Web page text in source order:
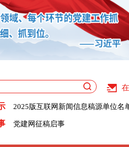
关于版权和用稿问题的声明
2025版互联网新闻信息稿源单位名
关于版权和用稿问题的声明
《党建》杂志征稿启事
党建网征稿启事
《党建》杂志征稿启事